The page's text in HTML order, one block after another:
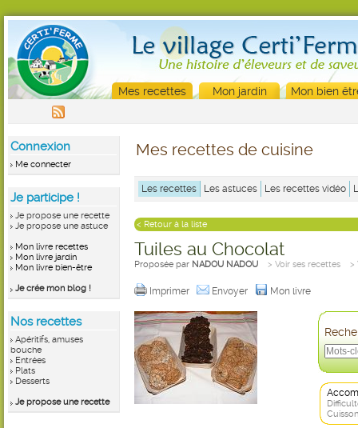
Mes recettes Mon jardin Mon bien
Connexion
Me connecter
Je participe !
Je propose une recette
Je propose une astuce
Mon livre recettes
Mon livre jardin
Mon livre bien-être
Je crée mon blog !
Nos recettes
Apéritifs, amuses
bouche
Entrées
Plats
Desserts
Je propose une recette
Mes recettes de cuisine
Les recettes Les astuces Les recettes vidéo
< Retour à la liste
Tuiles au Chocolat
Proposée par NADOU NADOU > Voir ses recettes >
Imprimer Envoyer Mon livre